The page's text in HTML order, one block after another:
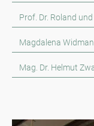
Prof. Dr. Roland
Magdalena
Mag. Dr. Helmut